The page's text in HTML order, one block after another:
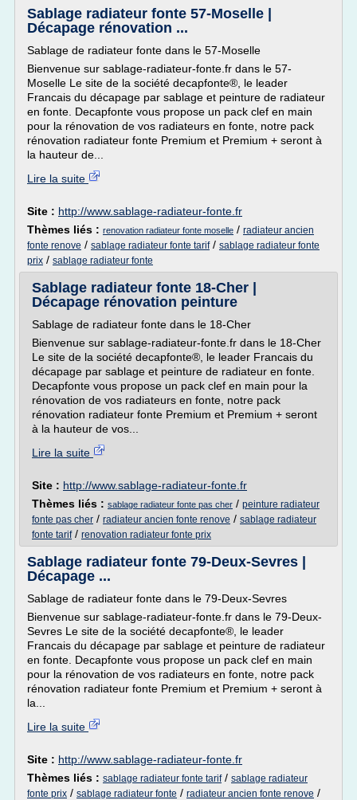
Sablage radiateur fonte 57-Moselle |
Décapage rénovation ...
Sablage de radiateur fonte dans le 57-Moselle
Bienvenue sur sablage-radiateur-fonte.fr dans le 57-
Moselle Le site de la société decapfonte®, le leader
Francais du décapage par sablage et peinture de radiateur
en fonte. Decapfonte vous propose un pack clef en main
pour la rénovation de vos radiateurs en fonte, notre pack
rénovation radiateur fonte Premium et Premium + seront à
la hauteur de...
Lire la suite
Site : http://www.sablage-radiateur-fonte.fr
Thèmes liés : renovation radiateur fonte moselle / radiateur ancien
fonte renove / sablage radiateur fonte tarif/ sablage radiateur fonte
prix / sablage radiateur fonte
Sablage radiateur fonte 18-Cher |
Décapage rénovation peinture
Sablage de radiateur fonte dans le 18-Cher
Bienvenue sur sablage-radiateur-fonte.fr dans le 18-Cher
Le site de la société decapfonte®, le leader Francais du
décapage par sablage et peinture de radiateur en fonte.
Decapfonte vous propose un pack clef en main pour la
rénovation de vos radiateurs en fonte, notre pack
rénovation radiateur fonte Premium et Premium + seront
à la hauteur de vos...
Lire la suite
Site : http://www.sablage-radiateur-fonte.fr
Thèmes liés : sablage radiateur fonte pas cher / peinture radiateur
fonte pas cher / radiateur ancien fonte renove / sablage radiateur
fonte tarif/ renovation radiateur fonte prix
Sablage radiateur fonte 79-Deux-Sevres |
Décapage ...
Sablage de radiateur fonte dans le 79-Deux-Sevres
Bienvenue sur sablage-radiateur-fonte.fr dans le 79-Deux-
Sevres Le site de la société decapfonte®, le leader
Francais du décapage par sablage et peinture de radiateur
en fonte. Decapfonte vous propose un pack clef en main
pour la rénovation de vos radiateurs en fonte, notre pack
rénovation radiateur fonte Premium et Premium + seront à
la...
Lire la suite
Site : http://www.sablage-radiateur-fonte.fr
Thèmes liés : sablage radiateur fonte tarif/ sablage radiateur
fonte prix / sablage radiateur fonte / radiateur ancien fonte renove /